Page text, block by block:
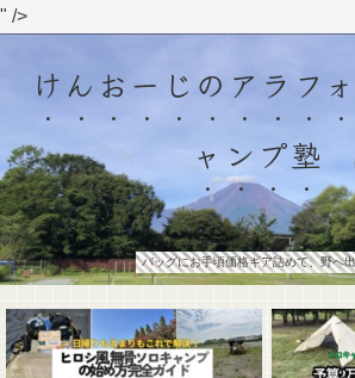
" />
けんおーじのアラフ
ャンプ塾
バッグにお手頃価格ギア詰めて、野へ